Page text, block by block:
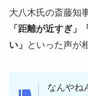
大八木氏の斎藤知
「距離が近すぎ」
い」
といった声が
なんやね